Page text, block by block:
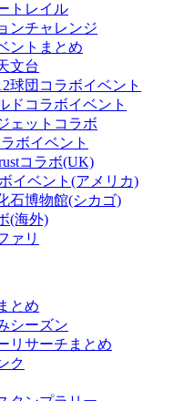
トレイル
ンチャレンジ
ントまとめ
文台
球団コラボイベント
ドコラボイベント
ェットコラボ
ボイベント
コラボ(UK)
イベント(アメリカ)
石博物館(シカゴ)
(海外)
ァリ
とめ
シーズン
リサーチまとめ
ク